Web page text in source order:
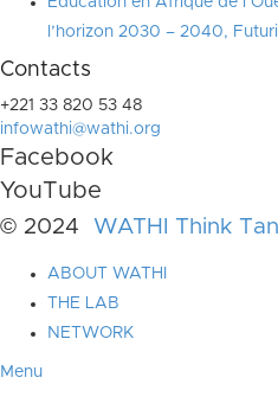
l’horizon 2030 – 2040,
Contacts
+221 33 820 53 48
infowathi@wathi.org
Facebook
YouTube
© 2024 WATHI Think
ABOUT WATHI
THE LAB
NETWORK
Menu